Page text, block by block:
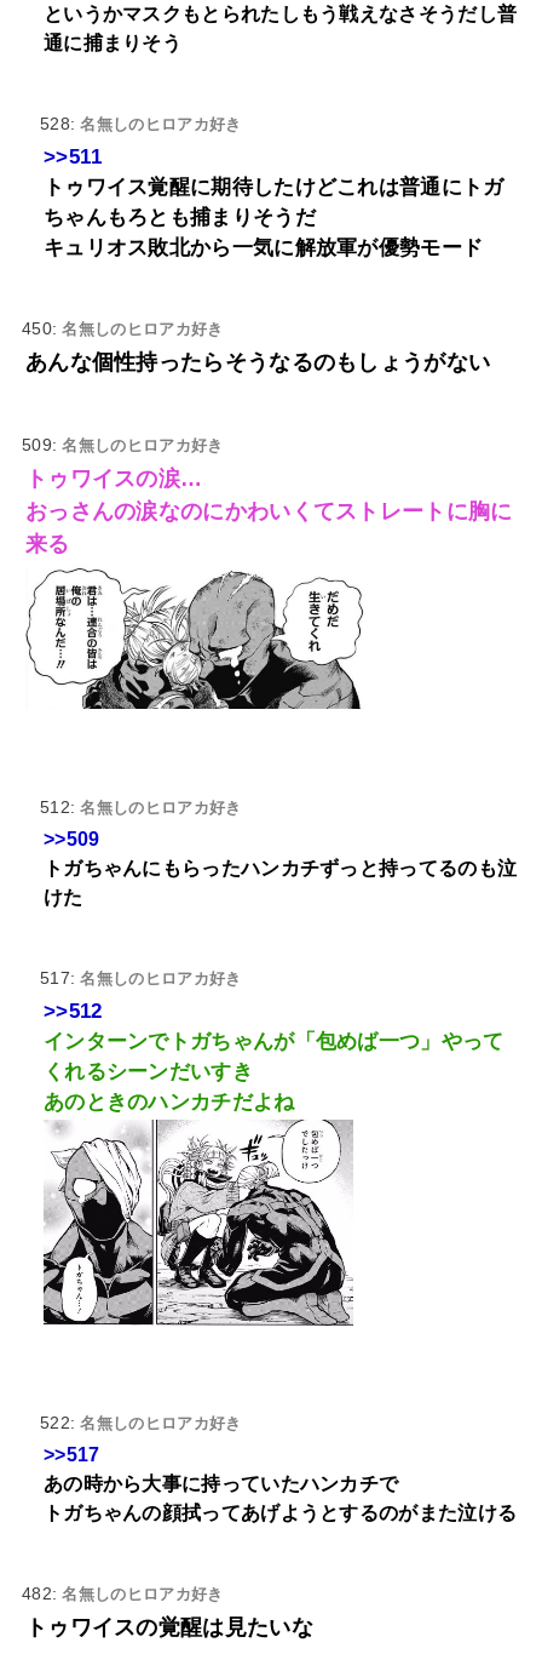
というかマスクもとられたしもう戦えなさそうだし普
通に捕まりそう
528:名無しのヒロアカ好き
>>511
トゥワイス覚醒に期待したけどこれは普通にトガ
ちゃんもろとも捕まりそうだ
キュリオス敗北から一気に解放軍が優勢モード
450:名無しのヒロアカ好き
あんな個性持ったらそうなるのもしょうがない
509:名無しのヒロアカ好き
トゥワイスの涙…
おっさんの涙なのにかわいくてストレートに胸に
来る
512:名無しのヒロアカ好き
>>509
トガちゃんにもらったハンカチずっと持ってるのも泣
けた
517:名無しのヒロアカ好き
>>512
インターンでトガちゃんが「包めば一つ」やって
くれるシーンだいすき
あのときのハンカチだよね
522:名無しのヒロアカ好き
>>517
あの時から大事に持っていたハンカチで
トガちゃんの顔拭ってあげようとするのがまた泣ける
482:名無しのヒロアカ好き
トゥワイスの覚醒は見たいな